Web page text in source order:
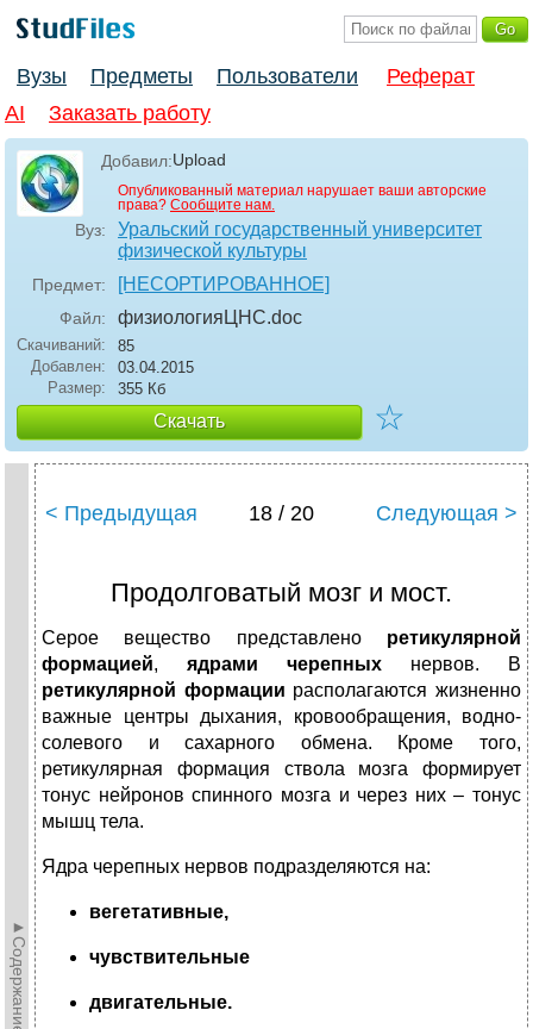
Вузы Предметы Пользователи
Реферат
AI
Заказать работу
Добавил:Upload
Опубликованный материал нарушает ваши авторские
права? Сообщите нам.
Вуз:
Уральский государственный университет
физической культуры
Предмет: [НЕСОРТИРОВАННОЕ]
Файл: физиологияЦНС.doc
Скачиваний:
85
Добавлен:
03.04.2015
Размер:
355 Кб
Скачать ☆
►Содержание►
< Предыдущая 18 / 20 Следующая >
Продолговатый мозг и мост.
Серое вещество представлено ретикулярной
формацией, ядрами черепных нервов. В
ретикулярной формации располагаются жизненно
важные центры дыхания, кровообращения, водно-
солевого и сахарного обмена. Кроме того,
ретикулярная формация ствола мозга формирует
тонус нейронов спинного мозга и через них – тонус
мышц тела.
Ядра черепных нервов подразделяются на:
вегетативные,
чувствительные
двигательные.